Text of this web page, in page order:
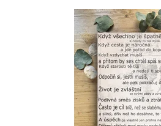
Dostupnost: Skladem